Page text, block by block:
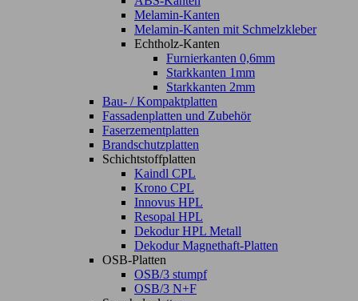
Melamin-Kanten
Melamin-Kanten mit Schmelzkleber
Echtholz-Kanten
Furnierkanten 0,6mm
Starkkanten 1mm
Starkkanten 2mm
Bau- / Kompaktplatten
Fassadenplatten und Zubehör
Faserzementplatten
Brandschutzplatten
Schichtstoffplatten
Kaindl CPL
Krono CPL
Innovus HPL
Resopal HPL
Dekodur HPL Metall
Dekodur Magnethaft-Platten
OSB-Platten
OSB/3 stumpf
OSB/3 N+F